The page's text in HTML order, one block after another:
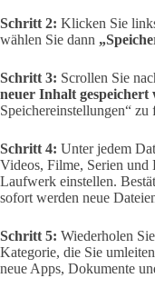
Schritt 2: Klicken Sie
wählen Sie dann
Schritt 3: Scrollen Sie
neuer Inhalt gespeichert
Speichereinstellungen“ zu
Schritt 4: Unter jedem
Videos, Filme, Serien und
Laufwerk einstellen.
sofort werden neue
Schritt 5: Wiederholen
Kategorie, die Sie
neue Apps, Dokumente